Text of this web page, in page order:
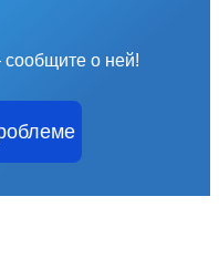
о ней!